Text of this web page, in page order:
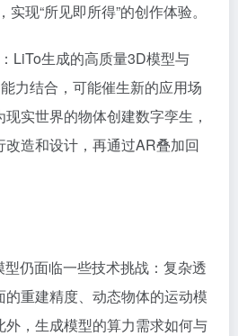
现“所见即所得”的创作体验。
LiTo生成的高质量3D模型与
力结合，可能催生新的应用场
实世界的物体创建数字孪生，
造和设计，再通过AR叠加回
仍面临一些技术挑战：复杂透
重建精度、动态物体的运动模
，生成模型的算力需求如何与